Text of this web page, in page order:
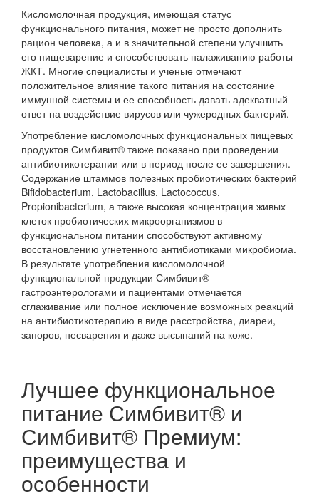
Кисломолочная продукция, имеющая статус
функционального питания, может не просто дополнить
рацион человека, а и в значительной степени улучшить
его пищеварение и способствовать налаживанию работы
ЖКТ. Многие специалисты и ученые отмечают
положительное влияние такого питания на состояние
иммунной системы и ее способность давать адекватный
ответ на воздействие вирусов или чужеродных бактерий.
Употребление кисломолочных функциональных пищевых
продуктов Симбивит® также показано при проведении
антибиотикотерапии или в период после ее завершения.
Содержание штаммов полезных пробиотических бактерий
Bifidobacterium, Lactobacillus, Lactococcus,
Propionibacterium, а также высокая концентрация живых
клеток пробиотических микроорганизмов в
функциональном питании способствуют активному
восстановлению угнетенного антибиотиками микробиома.
В результате употребления кисломолочной
функциональной продукции Симбивит®
гастроэнтерологами и пациентами отмечается
сглаживание или полное исключение возможных реакций
на антибиотикотерапию в виде расстройства, диареи,
запоров, несварения и даже высыпаний на коже.
Лучшее функциональное
питание Симбивит® и
Симбивит® Премиум:
преимущества и
особенности